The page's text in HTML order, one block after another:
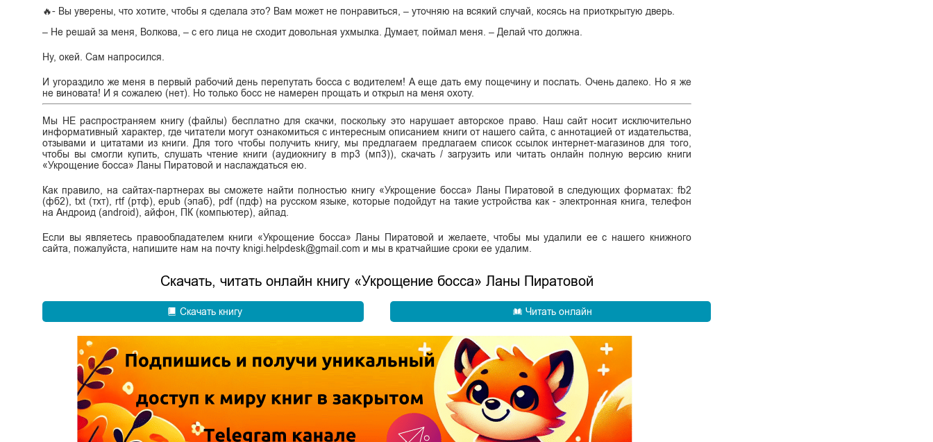
🔥- Вы уверены, что хотите, чтобы я сделала это? Вам может не понравиться, – уточняю на всякий случай, косясь на приоткрытую дверь.
– Не решай за меня, Волкова, – с его лица не сходит довольная ухмылка. Думает, поймал меня. – Делай что должна.
Ну, окей. Сам напросился.
И угораздило же меня в первый рабочий день перепутать босса с водителем! А еще дать ему пощечину и послать. Очень далеко. Но я же
не виновата! И я сожалею (нет). Но только босс не намерен прощать и открыл на меня охоту.
Мы НЕ распространяем книгу (файлы) бесплатно для скачки, поскольку это нарушает авторское право. Наш сайт носит исключительно
информативный характер, где читатели могут ознакомиться с интересным описанием книги от нашего сайта, с аннотацией от издательства,
отзывами и цитатами из книги. Для того чтобы получить книгу, мы предлагаем предлагаем список ссылок интернет-магазинов для того,
чтобы вы смогли купить, слушать чтение книги (аудиокнигу в mp3 (мп3)), скачать / загрузить или читать онлайн полную версию книги
«Укрощение босса» Ланы Пиратовой и наслаждаться ею.
Как правило, на сайтах-партнерах вы сможете найти полностью книгу «Укрощение босса» Ланы Пиратовой в следующих форматах: fb2
(фб2), txt (тхт), rtf (ртф), epub (эпаб), pdf (пдф) на русском языке, которые подойдут на такие устройства как - электронная книга, телефон
на Андроид (android), айфон, ПК (компьютер), айпад.
Если вы являетесь правообладателем книги «Укрощение босса» Ланы Пиратовой и желаете, чтобы мы удалили ее с нашего книжного
сайта, пожалуйста, напишите нам на почту knigi.helpdesk@gmail.com и мы в кратчайшие сроки ее удалим.
Скачать, читать онлайн книгу «Укрощение босса» Ланы Пиратовой
Скачать книгу Читать онлайн